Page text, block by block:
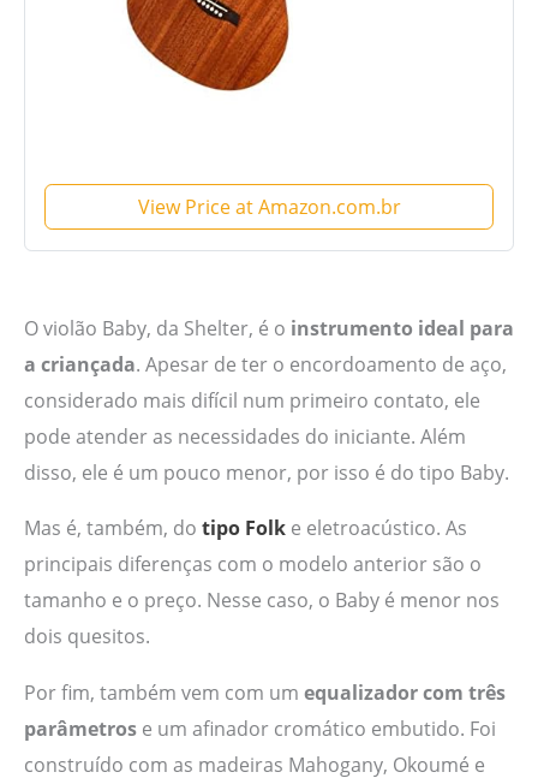
View Price at Amazon.com.br
O violão Baby, da Shelter, é o instrumento ideal para
a criançada. Apesar de ter o encordoamento de aço,
considerado mais difícil num primeiro contato, ele
pode atender as necessidades do iniciante. Além
disso, ele é um pouco menor, por isso é do tipo Baby.
Mas é, também, do tipo Folk e eletroacústico. As
principais diferenças com o modelo anterior são o
tamanho e o preço. Nesse caso, o Baby é menor nos
dois quesitos.
Por fim, também vem com um equalizador com três
parâmetros e um afinador cromático embutido. Foi
construído com as madeiras Mahogany, Okoumé e